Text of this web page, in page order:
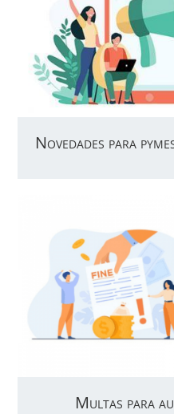
Novedades para
Multas para